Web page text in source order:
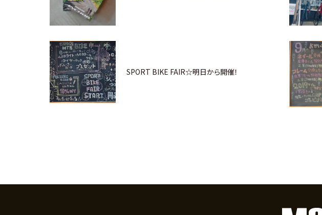
SPORT BIKE FAIR☆明日から開催！